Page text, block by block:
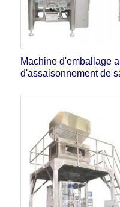
Machine d'emballage
d'assaisonnement de